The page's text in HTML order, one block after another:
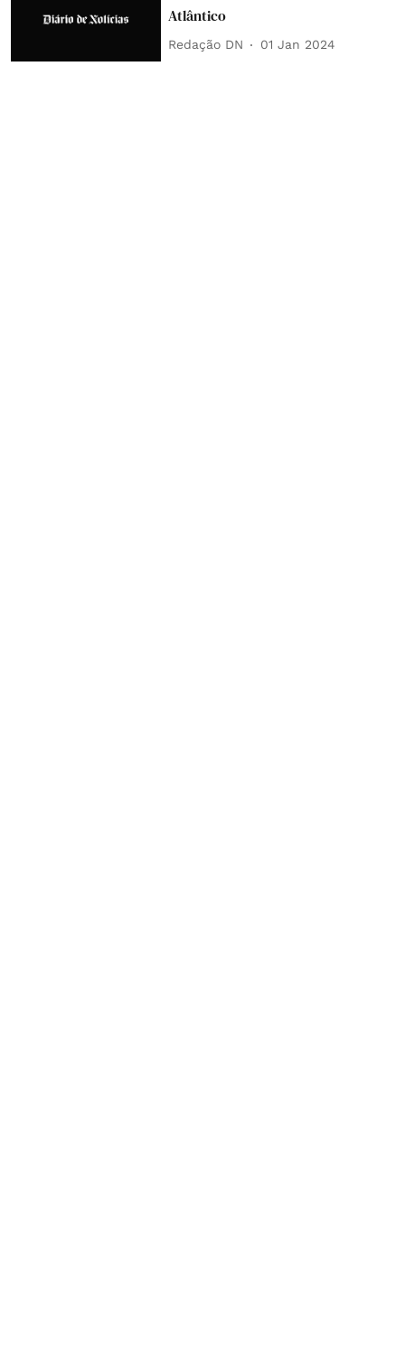
Atlântico
Redação DN 01 Jan 2024